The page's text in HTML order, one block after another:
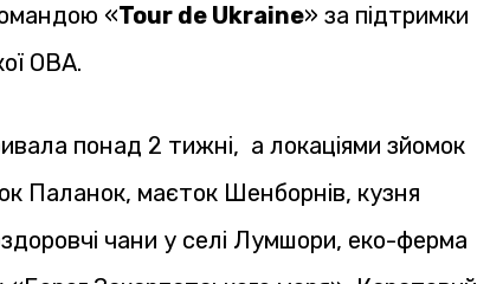
«Tour de Ukraine» за підтримки
ОВА.
понад 2 тижні, а локаціями зйомок
Паланок, маєток Шенборнів, кузня
чани у селі Лумшори, еко-ферма